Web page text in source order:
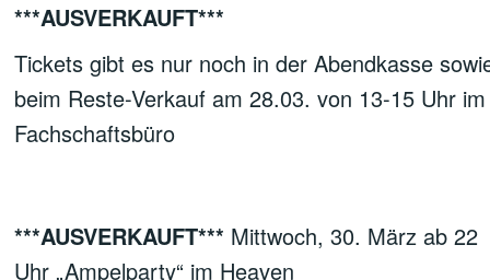
***AUSVERKAUFT***
Tickets gibt es nur noch in der Abendkasse
beim Reste-Verkauf am 28.03. von 13-15 Uhr im
Fachschaftsbüro
***AUSVERKAUFT*** Mittwoch, 30. März ab 22
Uhr „Ampelparty“ im Heaven